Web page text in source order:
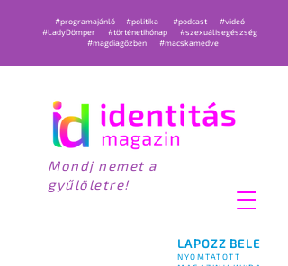
LAPOZZ BELE
NYOMTATOTT
#programajánló #politika #podcast
#videó
#LadyDömper
#történetihónap
#szexuálisegészség
#magdiagőzben
#macskamedve
Mondj nemet a
gyűlöletre!